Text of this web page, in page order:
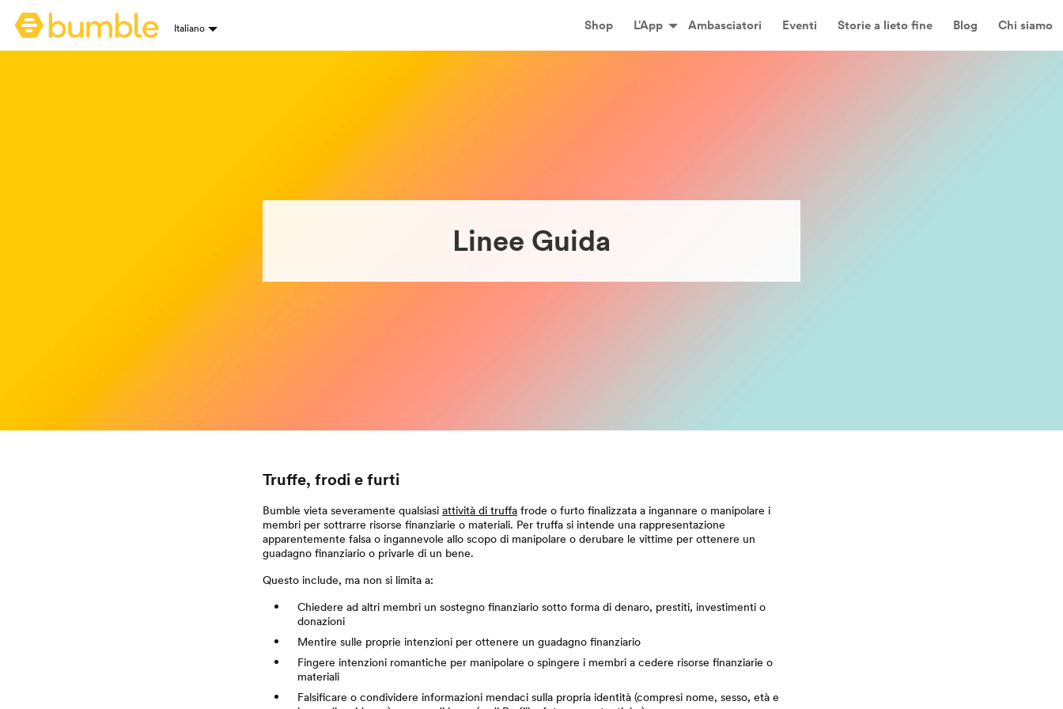
Home page di Bumble
Selezione lingua
Italiano Shop L'App Ambasciatori Eventi Storie a lieto fine Blog Chi siamo
Linee Guida
Truffe, frodi e furti
Bumble vieta severamente qualsiasi attività di truffa frode o furto finalizzata a ingannare o manipolare i
membri per sottrarre risorse finanziarie o materiali. Per truffa si intende una rappresentazione
apparentemente falsa o ingannevole allo scopo di manipolare o derubare le vittime per ottenere un
guadagno finanziario o privarle di un bene.
Questo include, ma non si limita a:
Chiedere ad altri membri un sostegno finanziario sotto forma di denaro, prestiti, investimenti o
donazioni
Mentire sulle proprie intenzioni per ottenere un guadagno finanziario
Fingere intenzioni romantiche per manipolare o spingere i membri a cedere risorse finanziarie o
materiali
Falsificare o condividere informazioni mendaci sulla propria identità (compresi nome, sesso, età e